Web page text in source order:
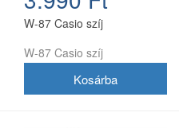
W-87 Casio szíj
W-87 Casio szíj